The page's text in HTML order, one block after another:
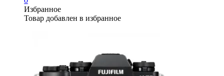
Избранное
Товар добавлен в избранное